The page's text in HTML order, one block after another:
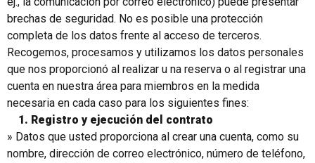
brechas de seguridad. No es posible una protección
completa de los datos frente al acceso de terceros.
Recogemos, procesamos y utilizamos los datos personales
que nos proporcionó al realizar u na reserva o al registrar una
cuenta en nuestra área para miembros en la medida
necesaria en cada caso para los siguientes fines:
1. Registro y ejecución del contrato
» Datos que usted proporciona al crear una cuenta, como su
nombre, dirección de correo electrónico, número de teléfono,